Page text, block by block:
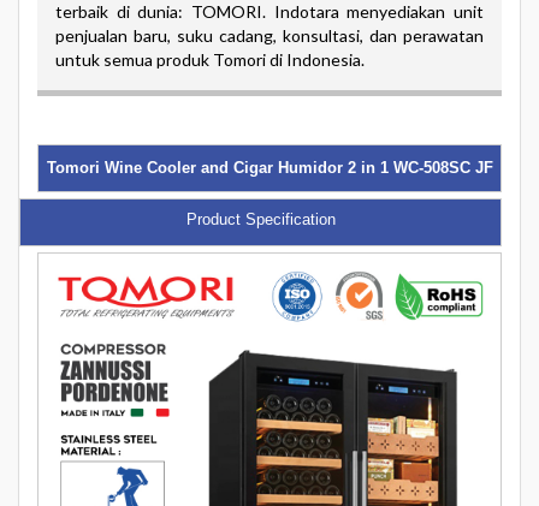
terbaik di dunia: TOMORI. Indotara menyediakan unit
penjualan baru, suku cadang, konsultasi, dan perawatan
untuk semua produk Tomori di Indonesia.
Tomori Wine Cooler and Cigar Humidor 2 in 1 WC-508SC JF
Product Specification